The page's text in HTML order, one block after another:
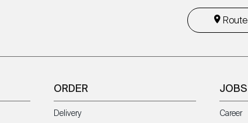
Route
ORDER
Delivery
JOBS
Career